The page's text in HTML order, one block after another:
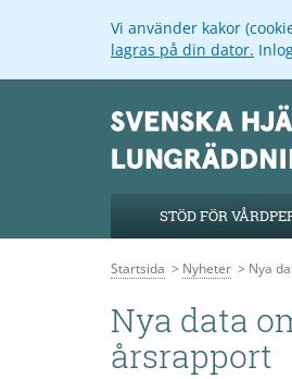
Vi använder kakor
lagras på din dator.
STÖD FÖR
Startsida Nyheter Nya
Nya data
årsrapport